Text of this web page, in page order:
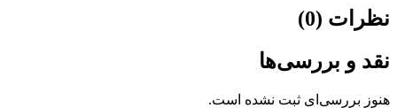
نظرات (0)
نقد و بررسی‌ها
هنوز بررسی‌ای ثبت نشده است.